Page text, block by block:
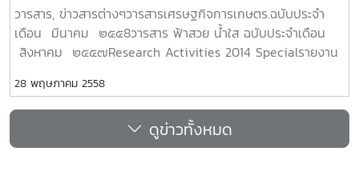
มหาวิทยาลัยแม่โจ้. 43หน้า. เลขเรียกหนังสือ 2558 / 21Green
function of the new operator applied to find solution of
heat equation in N- dimensional. Wanchak Satsanit.
Maejo University. 2015.
9. การประดิษฐ์และการหาลักษณะเฉพาะของวัสดุผสม
จีโอพอลิเมอร์และมัลติเฟร์โรอิก. เรวดี วงศ์มณีรุ่ง. รายงานผล
การวิจัยมหาวิทยาลัยแม่โจ้. 74 หน้า. เลขเรียกหนังสือ 2558 /
พกพา อดิศักดิ์ จูมวงษ์ รายงานผลการวิจัยมหาวิทยาลัยแม่โจ้
92 หน้า. เลขเรียกหนังสือ 2558 / 13 Development of Thai
Fruit Quality Assessment by Non-Destructive
Techniques; Portable NIR.Adisak Joomwong. Maejo
University. 2015. 7. การประเมินศักยภาพและความพร้อม
แหล่งท่องเที่ยวเชิงนิเวศน์ในเขตพื้นที่ เทศบาลตำบลแม่แฝก อ.
สันทราย จ. เชียงใหม่ ศิวรัตน์ กุศล รายงานผลการวิจัย
มหาวิทยาลัยแม่โจ้ 81 หน้า. เลขเรียกหนังสือ 2558 / 14
วารสาร, ข่าวสารต่างๆวารสารเศรษฐกิจการเกษตร.ฉบับประจำ
เดือน มีนาคม ๒๕๕8วารสาร ฟ้าสวย น้ำใส ฉบับประจำเดือน
สิงหาคม ๒๕๕๗Research Activities 2014 Specialรายงาน
หาสภาวะที่เหมาะสมในการสกัดน้ำมันหอมระเหยจากไพลโดยการก
ลั่นด้วยน้ำและไอน้ำ มุกริน หนูคง รายงานผลการวิจัย
มหาวิทยาลัยแม่โจ้ 86 หน้า. เลขเรียกหนังสือ 2558 / 05
28 พฤษภาคม 2558
ดูข่าวทั้งหมด